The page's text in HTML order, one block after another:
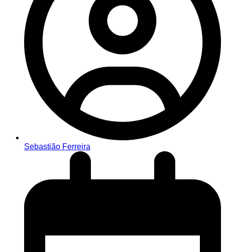
Sebastião Ferreira